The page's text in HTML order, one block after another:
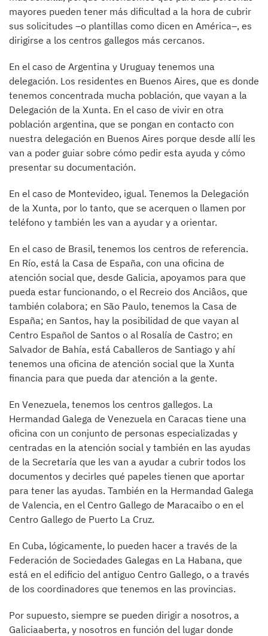
mayores pueden tener más dificultad a la hora de cubrir
sus solicitudes –o plantillas como dicen en América–, es
dirigirse a los centros gallegos más cercanos.
En el caso de Argentina y Uruguay tenemos una
delegación. Los residentes en Buenos Aires, que es donde
tenemos concentrada mucha población, que vayan a la
Delegación de la Xunta. En el caso de vivir en otra
población argentina, que se pongan en contacto con
nuestra delegación en Buenos Aires porque desde allí les
van a poder guiar sobre cómo pedir esta ayuda y cómo
presentar su documentación.
En el caso de Montevideo, igual. Tenemos la Delegación
de la Xunta, por lo tanto, que se acerquen o llamen por
teléfono y también les van a ayudar y a orientar.
En el caso de Brasil, tenemos los centros de referencia.
En Río, está la Casa de España, con una oficina de
atención social que, desde Galicia, apoyamos para que
pueda estar funcionando, o el Recreio dos Anciâos, que
también colabora; en São Paulo, tenemos la Casa de
España; en Santos, hay la posibilidad de que vayan al
Centro Español de Santos o al Rosalía de Castro; en
Salvador de Bahía, está Caballeros de Santiago y ahí
tenemos una oficina de atención social que la Xunta
financia para que pueda dar atención a la gente.
En Venezuela, tenemos los centros gallegos. La
Hermandad Galega de Venezuela en Caracas tiene una
oficina con un conjunto de personas especializadas y
centradas en la atención social y también en las ayudas
de la Secretaría que les van a ayudar a cubrir todos los
documentos y decirles qué papeles tienen que aportar
para tener las ayudas. También en la Hermandad Galega
de Valencia, en el Centro Gallego de Maracaibo o en el
Centro Gallego de Puerto La Cruz.
En Cuba, lógicamente, lo pueden hacer a través de la
Federación de Sociedades Galegas en La Habana, que
está en el edificio del antiguo Centro Gallego, o a través
de los coordinadores que tenemos en las provincias.
Por supuesto, siempre se pueden dirigir a nosotros, a
Galiciaaberta, y nosotros en función del lugar donde